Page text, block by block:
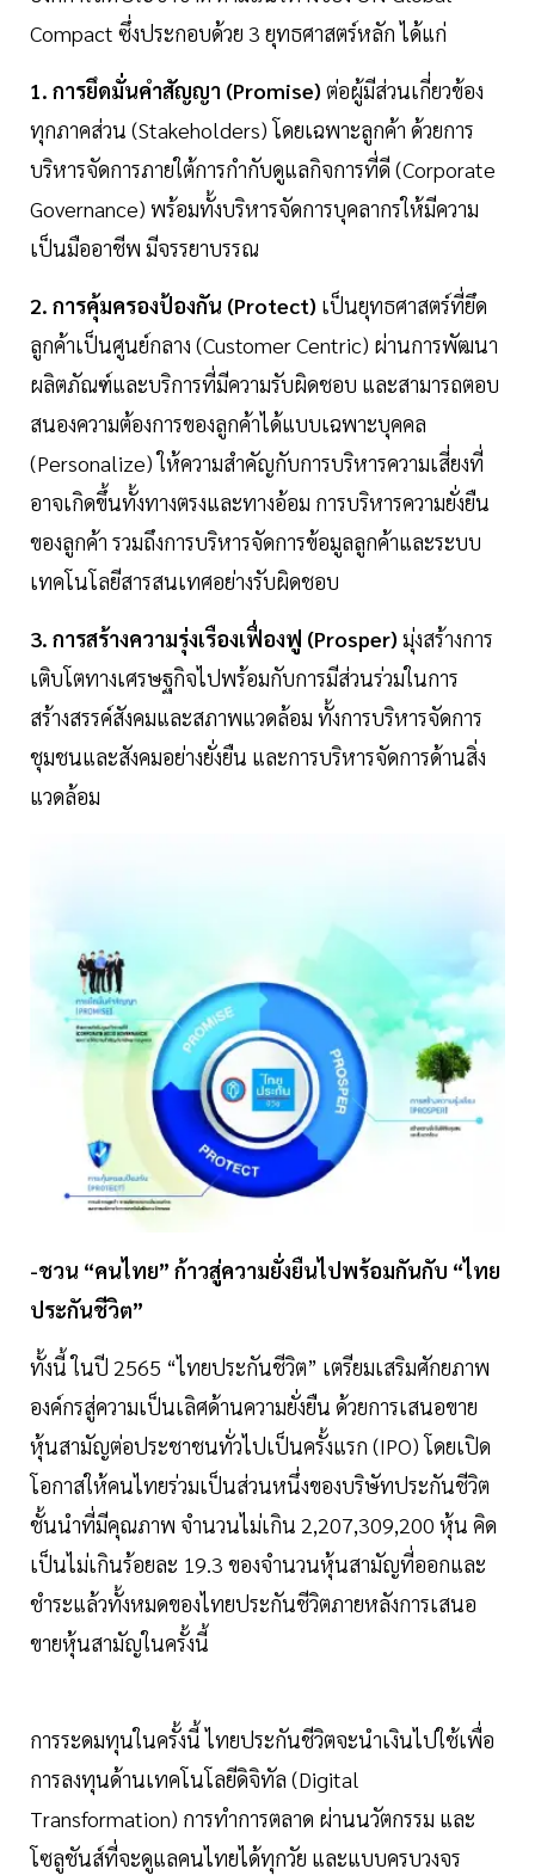
Compact ซึ่งประกอบด้วย 3 ยุทธศาสตร์หลัก ได้แก่
1. การยึดมั่นคำสัญญา (Promise) ต่อผู้มีส่วนเกี่ยวข้อง
ทุกภาคส่วน (Stakeholders) โดยเฉพาะลูกค้า ด้วยการ
บริหารจัดการภายใต้การกำกับดูแลกิจการที่ดี (Corporate
Governance) พร้อมทั้งบริหารจัดการบุคลากรให้มีความ
เป็นมืออาชีพ มีจรรยาบรรณ
2. การคุ้มครองป้องกัน (Protect) เป็นยุทธศาสตร์ที่ยึด
ลูกค้าเป็นศูนย์กลาง (Customer Centric) ผ่านการพัฒนา
ผลิตภัณฑ์และบริการที่มีความรับผิดชอบ และสามารถตอบ
สนองความต้องการของลูกค้าได้แบบเฉพาะบุคคล
(Personalize) ให้ความสำคัญกับการบริหารความเสี่ยงที่
อาจเกิดขึ้นทั้งทางตรงและทางอ้อม การบริหารความยั่งยืน
ของลูกค้า รวมถึงการบริหารจัดการข้อมูลลูกค้าและระบบ
เทคโนโลยีสารสนเทศอย่างรับผิดชอบ
3. การสร้างความรุ่งเรืองเฟื่องฟู (Prosper) มุ่งสร้างการ
เติบโตทางเศรษฐกิจไปพร้อมกับการมีส่วนร่วมในการ
สร้างสรรค์สังคมและสภาพแวดล้อม ทั้งการบริหารจัดการ
ชุมชนและสังคมอย่างยั่งยืน และการบริหารจัดการด้านสิ่ง
แวดล้อม
-ชวน “คนไทย” ก้าวสู่ความยั่งยืนไปพร้อมกันกับ “ไทย
ประกันชีวิต”
ทั้งนี้ ในปี 2565 “ไทยประกันชีวิต” เตรียมเสริมศักยภาพ
องค์กรสู่ความเป็นเลิศด้านความยั่งยืน ด้วยการเสนอขาย
หุ้นสามัญต่อประชาชนทั่วไปเป็นครั้งแรก (IPO) โดยเปิด
โอกาสให้คนไทยร่วมเป็นส่วนหนึ่งของบริษัทประกันชีวิต
ชั้นนำที่มีคุณภาพ จำนวนไม่เกิน 2,207,309,200 หุ้น คิด
เป็นไม่เกินร้อยละ 19.3 ของจำนวนหุ้นสามัญที่ออกและ
ชำระแล้วทั้งหมดของไทยประกันชีวิตภายหลังการเสนอ
ขายหุ้นสามัญในครั้งนี้
การระดมทุนในครั้งนี้ ไทยประกันชีวิตจะนำเงินไปใช้เพื่อ
การลงทุนด้านเทคโนโลยีดิจิทัล (Digital
Transformation) การทำการตลาด ผ่านนวัตกรรม และ
โซลูชันส์ที่จะดูแลคนไทยได้ทุกวัย และแบบครบวงจร